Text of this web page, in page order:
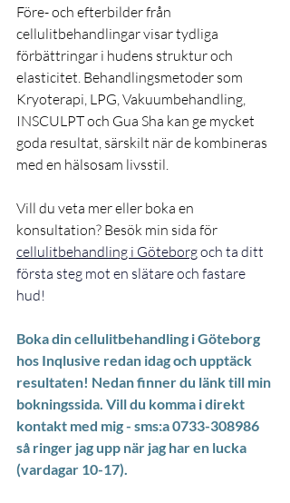
Före- och efterbilder från
cellulitbehandlingar visar tydliga
förbättringar i hudens struktur och
elasticitet. Behandlingsmetoder som
Kryoterapi, LPG, Vakuumbehandling,
INSCULPT och Gua Sha kan ge mycket
goda resultat, särskilt när de kombineras
med en hälsosam livsstil.
Vill du veta mer eller boka en
konsultation? Besök min sida för
cellulitbehandling i Göteborg och ta ditt
första steg mot en slätare och fastare
hud!
Boka din cellulitbehandling i Göteborg
hos Inqlusive redan idag och upptäck
resultaten! Nedan finner du länk till min
bokningssida. Vill du komma i direkt
kontakt med mig - sms:a 0733-308986
så ringer jag upp när jag har en lucka
(vardagar 10-17).